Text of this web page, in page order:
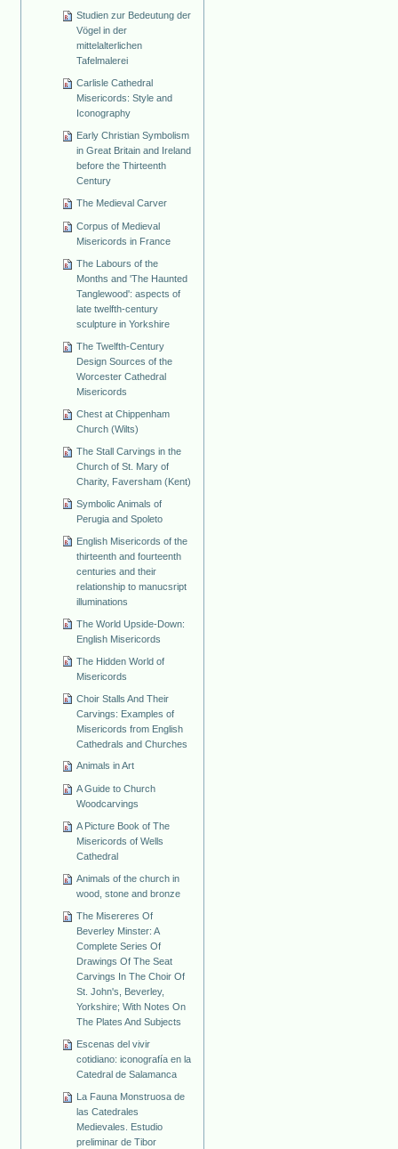
Studien zur Bedeutung der
Vögel in der
mittelalterlichen
Tafelmalerei
Carlisle Cathedral
Misericords: Style and
Iconography
Early Christian Symbolism
in Great Britain and Ireland
before the Thirteenth
Century
The Medieval Carver
Corpus of Medieval
Misericords in France
The Labours of the
Months and 'The Haunted
Tanglewood': aspects of
late twelfth-century
sculpture in Yorkshire
The Twelfth-Century
Design Sources of the
Worcester Cathedral
Misericords
Chest at Chippenham
Church (Wilts)
The Stall Carvings in the
Church of St. Mary of
Charity, Faversham (Kent)
Symbolic Animals of
Perugia and Spoleto
English Misericords of the
thirteenth and fourteenth
centuries and their
relationship to manucsript
illuminations
The World Upside-Down:
English Misericords
The Hidden World of
Misericords
Choir Stalls And Their
Carvings: Examples of
Misericords from English
Cathedrals and Churches
Animals in Art
A Guide to Church
Woodcarvings
A Picture Book of The
Misericords of Wells
Cathedral
Animals of the church in
wood, stone and bronze
The Misereres Of
Beverley Minster: A
Complete Series Of
Drawings Of The Seat
Carvings In The Choir Of
St. John's, Beverley,
Yorkshire; With Notes On
The Plates And Subjects
Escenas del vivir
cotidiano: iconografía en la
Catedral de Salamanca
La Fauna Monstruosa de
las Catedrales
Medievales. Estudio
preliminar de Tibor